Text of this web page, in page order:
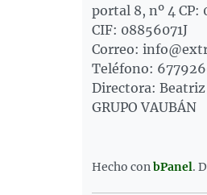
portal 8, nº 4 CP:
CIF: 08856071J
Correo:
Teléfono:
Directora: Beatriz
GRUPO VAUBÁN
Hecho conbPanel.